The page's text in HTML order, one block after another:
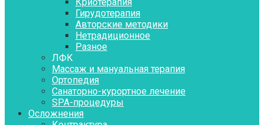
Гирудотерапия
Авторские методики
Нетрадиционное
Разное
ЛФК
Массаж и мануальная терапия
Ортопедия
Санаторно-курортное лечение
SPA-процедуры
Осложнения